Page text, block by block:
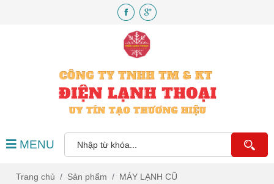
MENU
Trang chủ Sản phẩm
MÁY LẠNH CŨ